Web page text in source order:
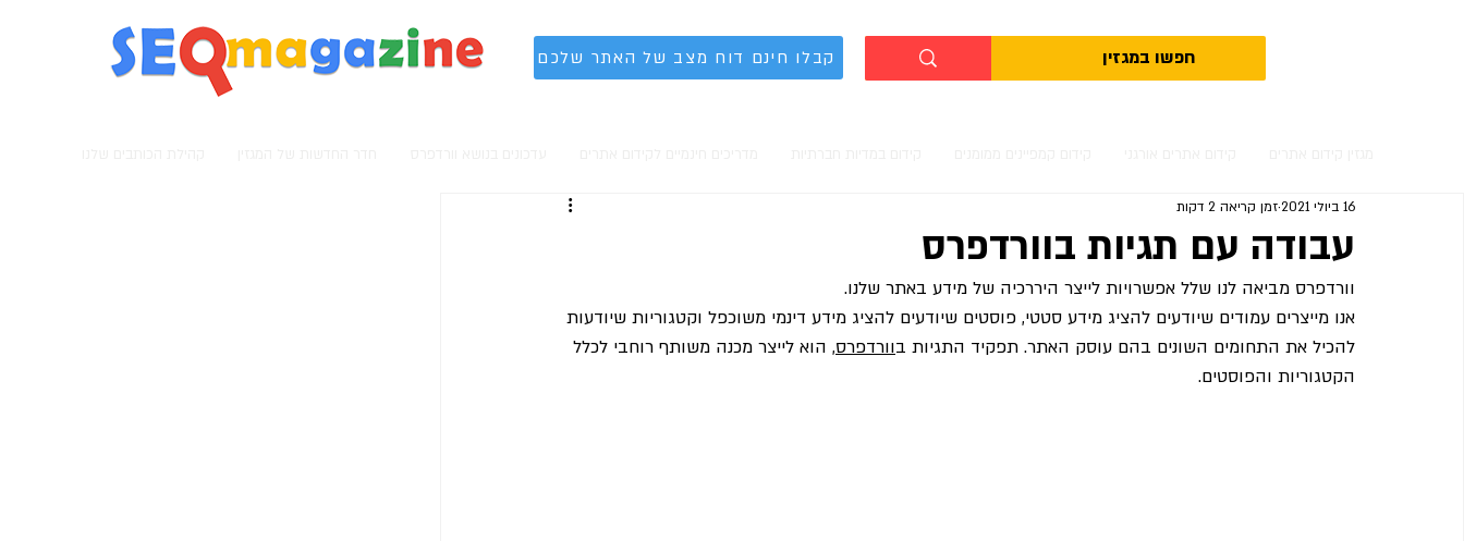
קבלו חינם דוח מצב של האתר שלכם
עבודה עם תגיות בוורדפרס
16 ביולי 2021 זמן קריאה 2 דקות
וורדפרס מביאה לנו שלל אפשרויות לייצר היררכיה של מידע באתר שלנו.
אנו מייצרים עמודים שיודעים להציג מידע סטטי, פוסטים שיודעים להציג מידע דינמי משוכפל וקטגוריות שיודעות
להכיל את התחומים השונים בהם עוסק האתר. תפקיד התגיות בוורדפרס, הוא לייצר מכנה משותף רוחבי לכלל
הקטגוריות והפוסטים.